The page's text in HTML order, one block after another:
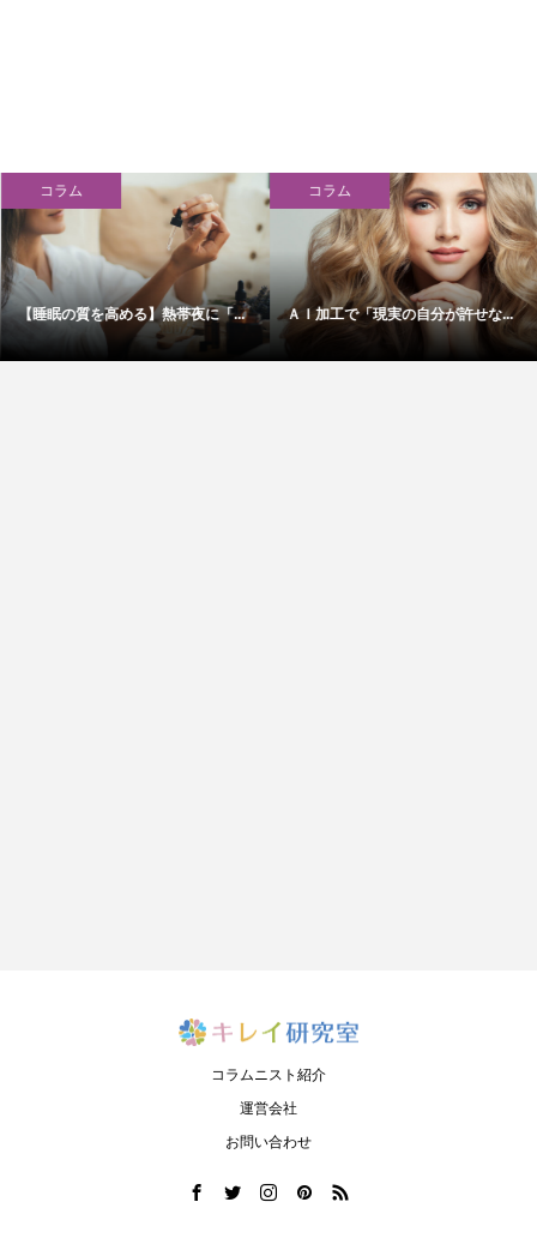
コラム
【睡眠の質を高める】熱帯夜に「...
コラム
ＡＩ加工で「現実の自分が許せな...
コラムニスト紹介
運営会社
お問い合わせ